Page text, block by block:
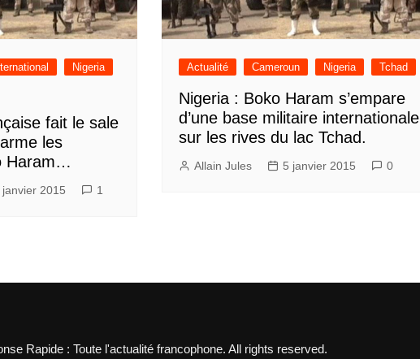
Nigeria
fait le sale
les
Haram…
janvier 2015 1
Actualité Cameroun Nigeria Tchad
Nigeria : Boko Haram s’empare
d’une base militaire internationale
sur les rives du lac Tchad.
Allain Jules 5 janvier 2015 0
Rapide : Toute l'actualité francophone. All rights reserved.